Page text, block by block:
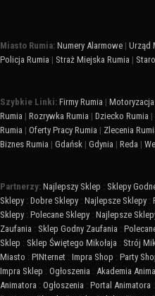
Miasto Rumia: Numery Alarmowe | Urząd
Policja Rumia | Straż Miejska Rumia |
Szybkie Linki: Firmy Rumia | Motoryzacja
Rumia | Rozrywka Rumia | Dziecko Rumia |
Rumia | Oferty Pracy Rumia | Zlecenia
Biznes Rumia | Gdańsk | Gdynia | Reda |
Partnerzy: Najlepszy Sklep : Sklepy
Sklepy : Dobre Sklepy : Najlepsze Sklepy :
Sklepy : Polecane Sklepy : Najlepsze
Zaufania : Sklep Godny Zaufania :
Sklep : Sklep Świętego Mikołaja : Strój
Miasto : PINternet : Impra Shop : Party
Impra Sklep : Ogłoszenia : Akademia
Animatora : Ogłoszenia : Portal Animatora :